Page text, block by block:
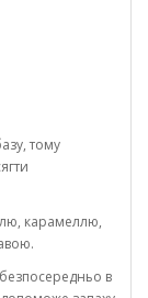
тому
карамеллю,
в